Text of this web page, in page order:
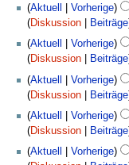
m
m
e
n
f
a
s
u
n
g
s
z
u
a
m
m
e
n
t
u
g
s
z
u
a
m
m
e
i
t
u
g
s
z
u
a
Februar
Aktuell Vorherige
Diskussion
Beiträge
20.
Oktober
Aktuell Vorherige
Diskussion
Beiträge
K
e
n
e
B
Oktober
Aktuell Vorherige
Diskussion
Beiträge
K
e
n
Aktuell Vorherige
Diskussion
Beiträge
K
e
September
Aktuell Vorherige